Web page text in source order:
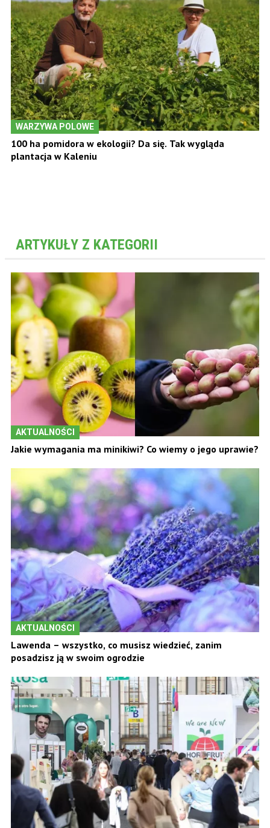
WARZYWA POLOWE
100 ha pomidora w ekologii? Da się. Tak wygląda
plantacja w Kaleniu
ARTYKUŁY Z KATEGORII
AKTUALNOŚCI
Jakie wymagania ma minikiwi? Co wiemy o jego uprawie?
AKTUALNOŚCI
Lawenda – wszystko, co musisz wiedzieć, zanim
posadzisz ją w swoim ogrodzie